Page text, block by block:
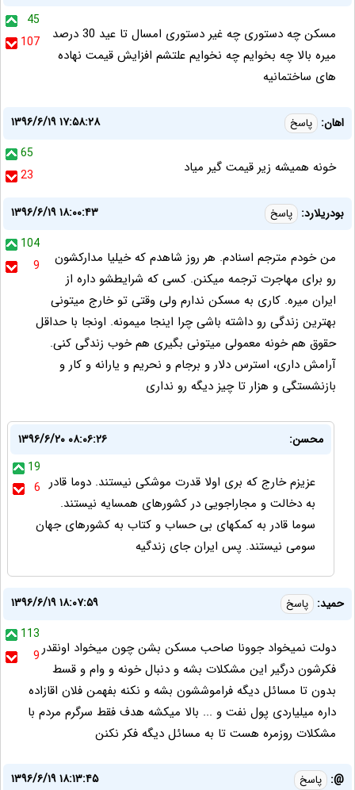
45
107
مسکن چه دستوری چه غیر دستوری امسال تا عید 30 درصد
میره بالا چه بخوایم چه نخوایم علتشم افزایش قیمت نهاده
های ساختمانیه
اهان: پاسخ
۱۳۹۶/۶/۱۹ ۱۷:۵۸:۲۸
65
23
خونه همیشه زیر قیمت گیر میاد
بودریلارد: پاسخ
۱۳۹۶/۶/۱۹ ۱۸:۰۰:۴۳
104
9
من خودم مترجم اسنادم. هر روز شاهدم که خیلیا مدارکشون
رو برای مهاجرت ترجمه میکنن. کسی که شرایطشو داره از
ایران میره. کاری به مسکن ندارم ولی وقتی تو خارج میتونی
بهترین زندگی رو داشته باشی چرا اینجا میمونه. اونجا با حداقل
حقوق هم خونه معمولی میتونی بگیری هم خوب زندگی کنی.
آرامش داری، استرس دلار و برجام و نحریم و یارانه و کار و
بازنشستگی و هزار تا چیز دیگه رو نداری
محسن:
۱۳۹۶/۶/۲۰ ۰۸:۰۶:۲۶
19
6 عزیزم خارج که بری اولا قدرت موشکی نیستند. دوما قادر
به دخالت و مجاراجویی در کشورهای همسایه نیستند.
سوما قادر به کمکهای بی حساب و کتاب به کشورهای جهان
سومی نیستند. پس ایران جای زندگیه
حمید: پاسخ
۱۳۹۶/۶/۱۹ ۱۸:۰۷:۵۹
113
9دولت نمیخواد جوونا صاحب مسکن بشن چون میخواد اونقدر
فکرشون درگیر این مشکلات بشه و دنبال خونه و وام و قسط
بدون تا مسائل دیگه فراموششون بشه و نکنه بفهمن فلان اقازاده
داره میلیاردی پول نفت و ... بالا میکشه هدف فقط سرگرم مردم با
مشکلات روزمره هست تا به مسائل دیگه فکر نکنن
@: پاسخ
۱۳۹۶/۶/۱۹ ۱۸:۱۳:۴۵